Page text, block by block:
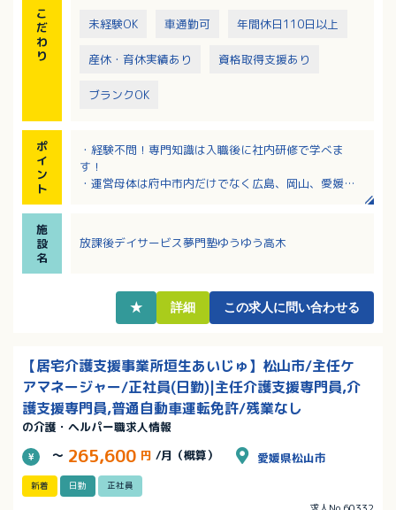
こ
だ
わ
り
未経験OK 車通勤可 年間休日110日以上
産休・育休実績あり 資格取得支援あり
ブランクOK
ポ
イ
ン
ト
・経験不問！専門知識は入職後に社内研修で学べま
す！
・運営母体は府中市内だけでなく広島、岡山、愛媛な
育児・介護休暇取得実績あり
・日勤のみの正社員求人！日曜は毎週お休みです
施
設
名
放課後デイサービス夢門塾ゆうゆう高木
★ 詳細 この求人に問い合わせる
【居宅介護支援事業所垣生あいじゅ】松山市/主任ケ
アマネージャー/正社員(日勤)|主任介護支援専門員,介
護支援専門員,普通自動車運転免許/残業なし
の介護・ヘルパー職求人情報
～ 265,600 円 /月（概算） 愛媛県松山市
新着 日勤 正社員